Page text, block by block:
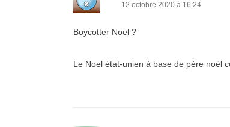
12 octobre 2020 à 16:24
Boycotter Noel ?
Le Noel état-unien à base de père noël